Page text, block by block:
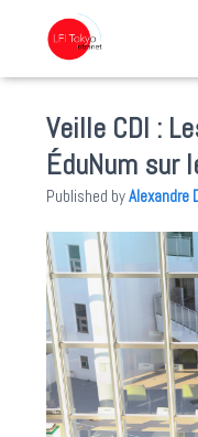
Veille CDI :
ÉduNum sur
Published byAlexandre